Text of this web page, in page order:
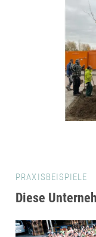
PRAXISBEISPIELE
Diese